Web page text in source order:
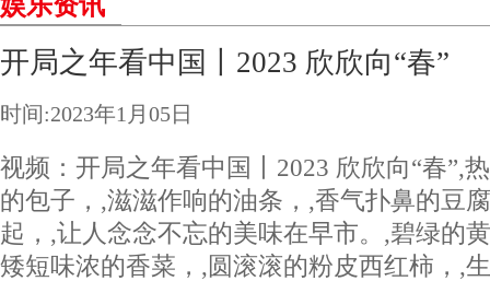
开局之年看中国丨2023 欣欣向“春”
时间:2023年1月05日
视频：开局之年看中国丨2023 欣欣向“春”,
的包子，,滋滋作响的油条，,香气扑鼻的豆
起，,让人念念不忘的美味在早市。,碧绿的
矮短味浓的香菜，,圆滚滚的粉皮西红柿，,